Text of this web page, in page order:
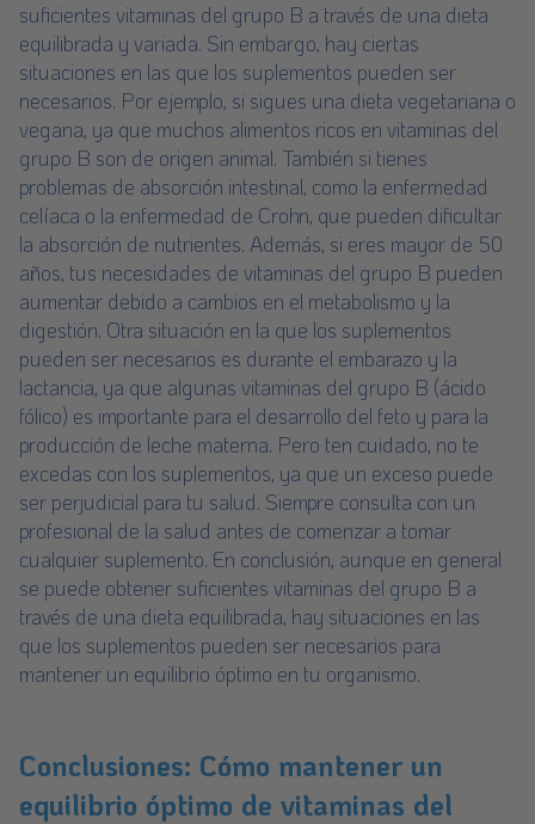
suficientes vitaminas del grupo B a través de una dieta
equilibrada y variada. Sin embargo, hay ciertas
situaciones en las que los suplementos pueden ser
necesarios. Por ejemplo, si sigues una dieta vegetariana o
vegana, ya que muchos alimentos ricos en vitaminas del
grupo B son de origen animal. También si tienes
problemas de absorción intestinal, como la enfermedad
celíaca o la enfermedad de Crohn, que pueden dificultar
la absorción de nutrientes. Además, si eres mayor de 50
años, tus necesidades de vitaminas del grupo B pueden
aumentar debido a cambios en el metabolismo y la
digestión. Otra situación en la que los suplementos
pueden ser necesarios es durante el embarazo y la
lactancia, ya que algunas vitaminas del grupo B (ácido
fólico) es importante para el desarrollo del feto y para la
producción de leche materna. Pero ten cuidado, no te
excedas con los suplementos, ya que un exceso puede
ser perjudicial para tu salud. Siempre consulta con un
profesional de la salud antes de comenzar a tomar
cualquier suplemento. En conclusión, aunque en general
se puede obtener suficientes vitaminas del grupo B a
través de una dieta equilibrada, hay situaciones en las
que los suplementos pueden ser necesarios para
mantener un equilibrio óptimo en tu organismo.
Conclusiones: Cómo mantener un
equilibrio óptimo de vitaminas del